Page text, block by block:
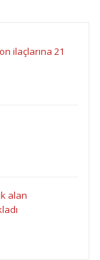
ilaçlarına 21
alan